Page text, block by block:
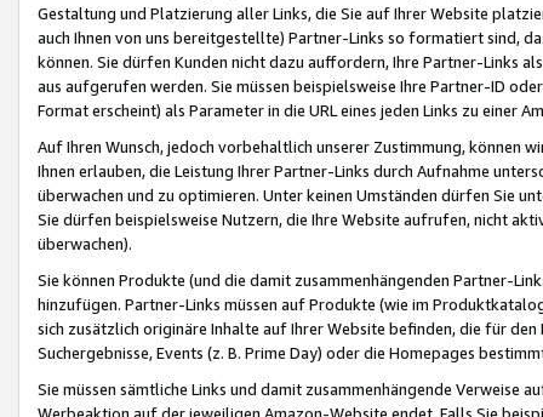
Gestaltung und Platzierung aller Links, die Sie auf Ihrer Website
auch Ihnen von uns bereitgestellte) Partner-Links so formatiert sind,
können. Sie dürfen Kunden nicht dazu auffordern, Ihre Partner-Links
aus aufgerufen werden. Sie müssen beispielsweise Ihre Partner-ID
Format erscheint) als Parameter in die URL eines jeden Links zu einer
Auf Ihren Wunsch, jedoch vorbehaltlich unserer Zustimmung, können
Ihnen erlauben, die Leistung Ihrer Partner-Links durch Aufnahme
überwachen und zu optimieren. Unter keinen Umständen dürfen Sie
Sie dürfen beispielsweise Nutzern, die Ihre Website aufrufen, nicht
überwachen).
Sie können Produkte (und die damit zusammenhängenden Partner-
hinzufügen. Partner-Links müssen auf Produkte (wie im
sich zusätzlich originäre Inhalte auf Ihrer Website befinden, die für
Suchergebnisse, Events (z. B. Prime Day) oder die Homepages
Sie müssen sämtliche Links und damit zusammenhängende
Werbeaktion auf der jeweiligen Amazon-Website endet. Falls Sie